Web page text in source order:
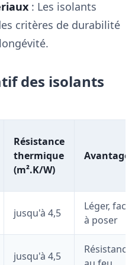
: Les isolants
critères de durabilité
des isolants
Résistance
thermique
(m².K/W)
Avantages
jusqu'à 4,5
Léger,
à poser
jusqu'à 4,5
Résistance